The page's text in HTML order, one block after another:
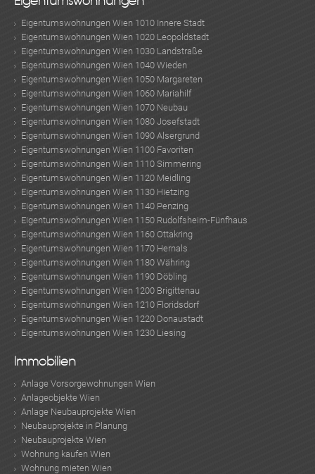
Eigentumswohnungen Wien 1010 Innere Stadt
Eigentumswohnungen Wien 1020 Leopoldstadt
Eigentumswohnungen Wien 1030 Landstraße
Eigentumswohnungen Wien 1040 Wieden
Eigentumswohnungen Wien 1050 Margareten
Eigentumswohnungen Wien 1060 Mariahilf
Eigentumswohnungen Wien 1070 Neubau
Eigentumswohnungen Wien 1080 Josefstadt
Eigentumswohnungen Wien 1090 Alsergrund
Eigentumswohnungen Wien 1100 Favoriten
Eigentumswohnungen Wien 1110 Simmering
Eigentumswohnungen Wien 1120 Meidling
Eigentumswohnungen Wien 1130 Hietzing
Eigentumswohnungen Wien 1140 Penzing
Eigentumswohnungen Wien 1150 Rudolfsheim-Fünfhaus
Eigentumswohnungen Wien 1160 Ottakring
Eigentumswohnungen Wien 1170 Hernals
Eigentumswohnungen Wien 1180 Währing
Eigentumswohnungen Wien 1190 Döbling
Eigentumswohnungen Wien 1200 Brigittenau
Eigentumswohnungen Wien 1210 Floridsdorf
Eigentumswohnungen Wien 1220 Donaustadt
Eigentumswohnungen Wien 1230 Liesing
Immobilien
Anlage Vorsorgewohnungen Wien
Anlageobjekte Wien
Anlage Neubauprojekte Wien
Neubauprojekte in Planung
Neubauprojekte Wien
Wohnung kaufen Wien
Wohnung mieten Wien